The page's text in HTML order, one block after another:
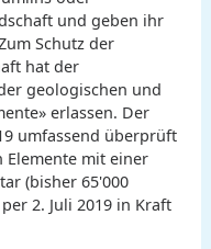
und geben ihr
Schutz der
hat der
geologischen und
erlassen. Der
umfassend überprüft
Elemente mit einer
(bisher 65'000
2. Juli 2019 in Kraft